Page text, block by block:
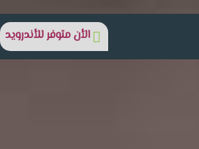
الأن متوفر للأندرويد